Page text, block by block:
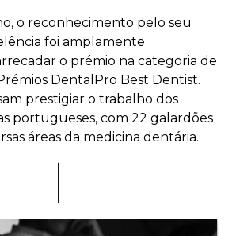
o reconhecimento pelo seu
foi amplamente
o prémio na categoria de
DentalPro Best Dentist.
prestigiar o trabalho dos
portugueses, com 22 galardões
áreas da medicina dentária.